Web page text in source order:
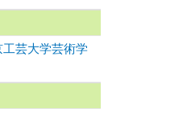
芸大学芸術学